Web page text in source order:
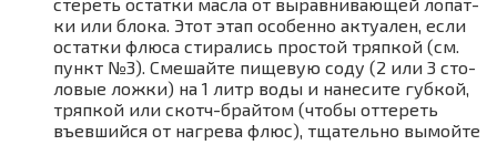
ки или бло­ка. Этот этап осо­бен­но актуа­лен, если
остат­ки флю­са сти­ра­лись про­стой тряп­кой (см.
пункт №3). Сме­шай­те пище­вую соду (2 или 3 сто­
ло­вые лож­ки) на 1 литр воды и нане­си­те губ­кой,
тряп­кой или скотч-брай­том (что­бы отте­реть
въев­ший­ся от нагре­ва флюс), тща­тель­но вымой­те